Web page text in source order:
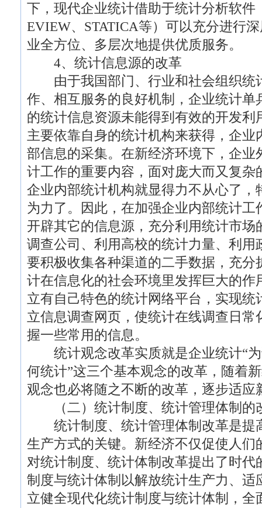
下，现代企业统计借助于统计分析软件
EVIEW、STATICA等）可以充分进行
业全方位、多层次地提供优质服务。
4、统计信息源的改革
由于我国部门、行业和社会组织统
作、相互服务的良好机制，企业统计单
的统计信息资源未能得到有效的开发利
主要依靠自身的统计机构来获得，企业
部信息的采集。在新经济环境下，企业
计工作的重要内容，面对庞大而又复杂
企业内部统计机构就显得力不从心了，
为力了。因此，在加强企业内部统计
开辟其它的信息源，充分利用统计市场
调查公司、利用高校的统计力量、利用
要积极收集各种渠道的二手数据，充分
计在信息化的社会环境里发挥巨大的作
立有自己特色的统计网络平台，实现统
立信息调查网页，使统计在线调查日常
握一些常用的信息。
统计观念改革实质就是企业统计“为
何统计”这三个基本观念的改革，随着
观念也必将随之不断的改革，逐步适应
（二）统计制度、统计管理体制的
统计制度、统计管理体制改革是提
生产方式的关键。新经济不仅促使人们
对统计制度、统计体制改革提出了时代
制度与统计体制以解放统计生产力、适
立健全现代化统计制度与统计体制，全